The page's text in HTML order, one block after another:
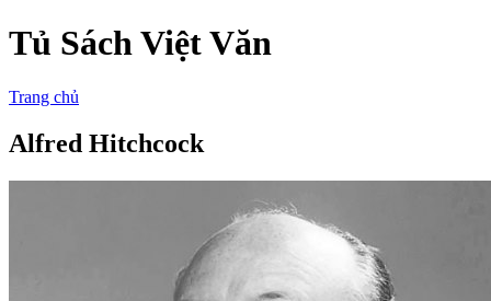
Tủ Sách Việt Văn
Trang chủ
Alfred Hitchcock